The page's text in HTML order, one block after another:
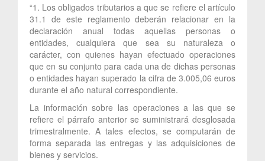
“1. Los obligados tributarios a que se refiere el artículo
31.1 de este reglamento deberán relacionar en la
declaración anual todas aquellas personas o
entidades, cualquiera que sea su naturaleza o
carácter, con quienes hayan efectuado operaciones
que en su conjunto para cada una de dichas personas
o entidades hayan superado la cifra de 3.005,06 euros
durante el año natural correspondiente.
La información sobre las operaciones a las que se
refiere el párrafo anterior se suministrará desglosada
trimestralmente. A tales efectos, se computarán de
forma separada las entregas y las adquisiciones de
bienes y servicios.